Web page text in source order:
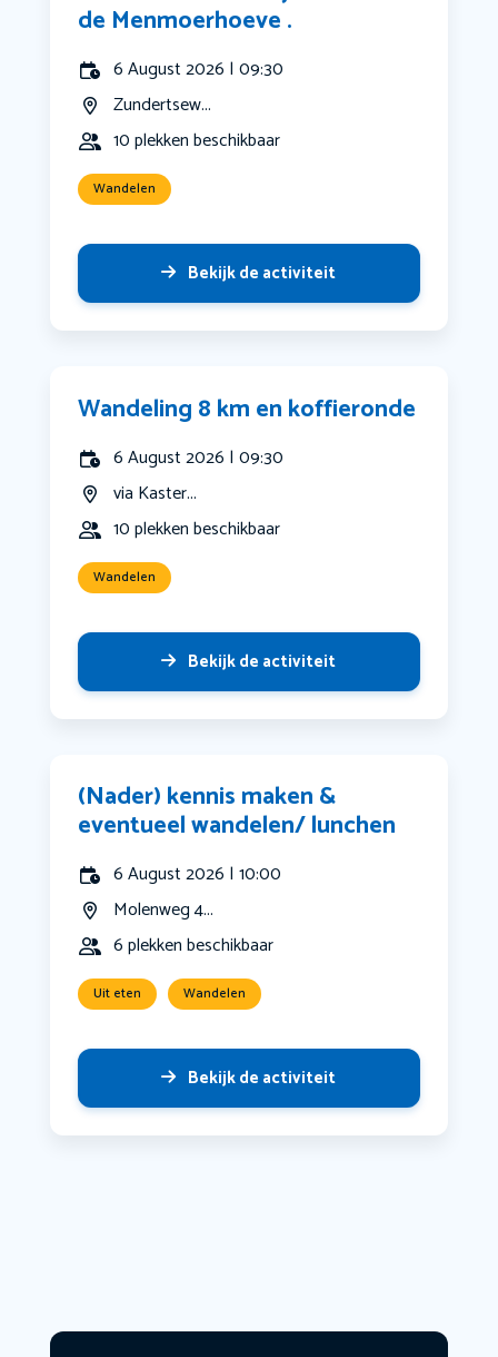
de Menmoerhoeve .
6 August 2026 | 09:30
Zundertsew...
10 plekken beschikbaar
Wandelen
Bekijk de activiteit
Wandeling 8 km en koffieronde
6 August 2026 | 09:30
via Kaster...
10 plekken beschikbaar
Wandelen
Bekijk de activiteit
(Nader) kennis maken &
eventueel wandelen/ lunchen
6 August 2026 | 10:00
Molenweg 4...
6 plekken beschikbaar
Uit eten Wandelen
Bekijk de activiteit